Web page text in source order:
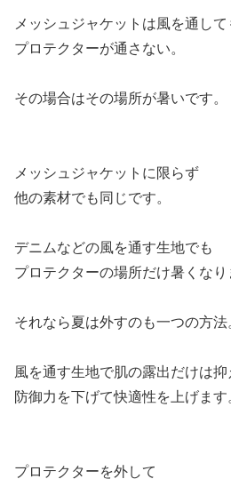
メッシュジャケットは風を通して
プロテクターが通さない。
その場合はその場所が暑いです。
メッシュジャケットに限らず
他の素材でも同じです。
デニムなどの風を通す生地でも
プロテクターの場所だけ暑くなり
それなら夏は外すのも一つの方法
風を通す生地で肌の露出だけは抑
防御力を下げて快適性を上げます
プロテクターを外して